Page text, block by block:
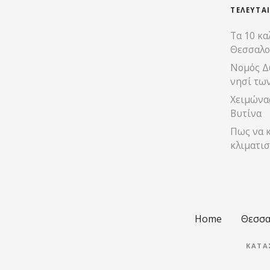
Τα 10
Νομός
νησί
Βυτίνα
Πως να
Home